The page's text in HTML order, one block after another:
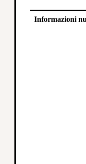
Informazioni